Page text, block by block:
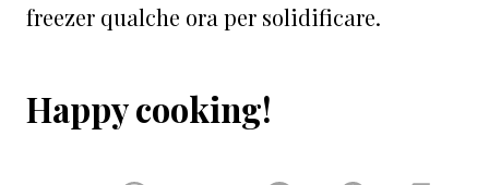
freezer qualche ora per solidificare.⁠
⁠Happy cooking!